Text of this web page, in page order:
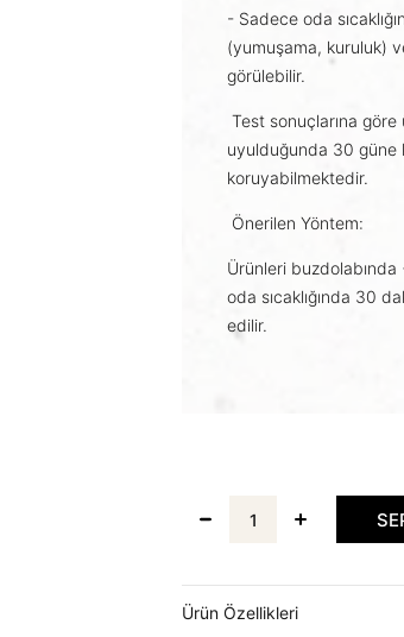
- Sadece oda
(yumuşama, kuruluk)
görülebilir.
Test sonuçlarına
uyulduğunda 30 güne
koruyabilmektedir.
Önerilen Yöntem:
Ürünleri
oda sıcaklığında 30
edilir.
Ürün Özellikleri